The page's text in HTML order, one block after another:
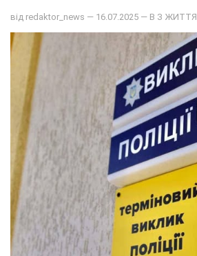
від redaktor_news — 16.07.2025 — В З ЖИТТЯ